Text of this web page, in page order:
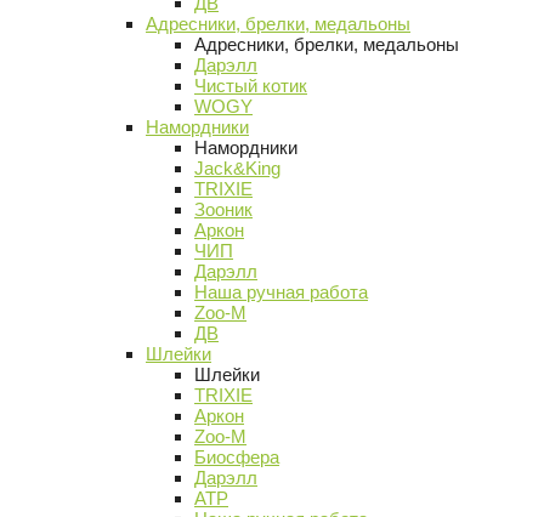
Адресники, брелки, медальоны
Адресники, брелки, медальоны
Дарэлл
Чистый котик
WOGY
Намордники
Намордники
Jack&King
TRIXIE
Зооник
Аркон
ЧИП
Дарэлл
Наша ручная работа
Zoo-M
ДВ
Шлейки
Шлейки
TRIXIE
Аркон
Zoo-M
Биосфера
Дарэлл
АТР